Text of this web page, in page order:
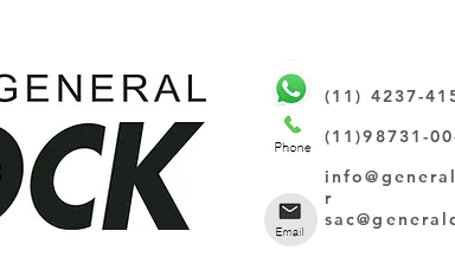
(11) 4237-
(11)98731-
r